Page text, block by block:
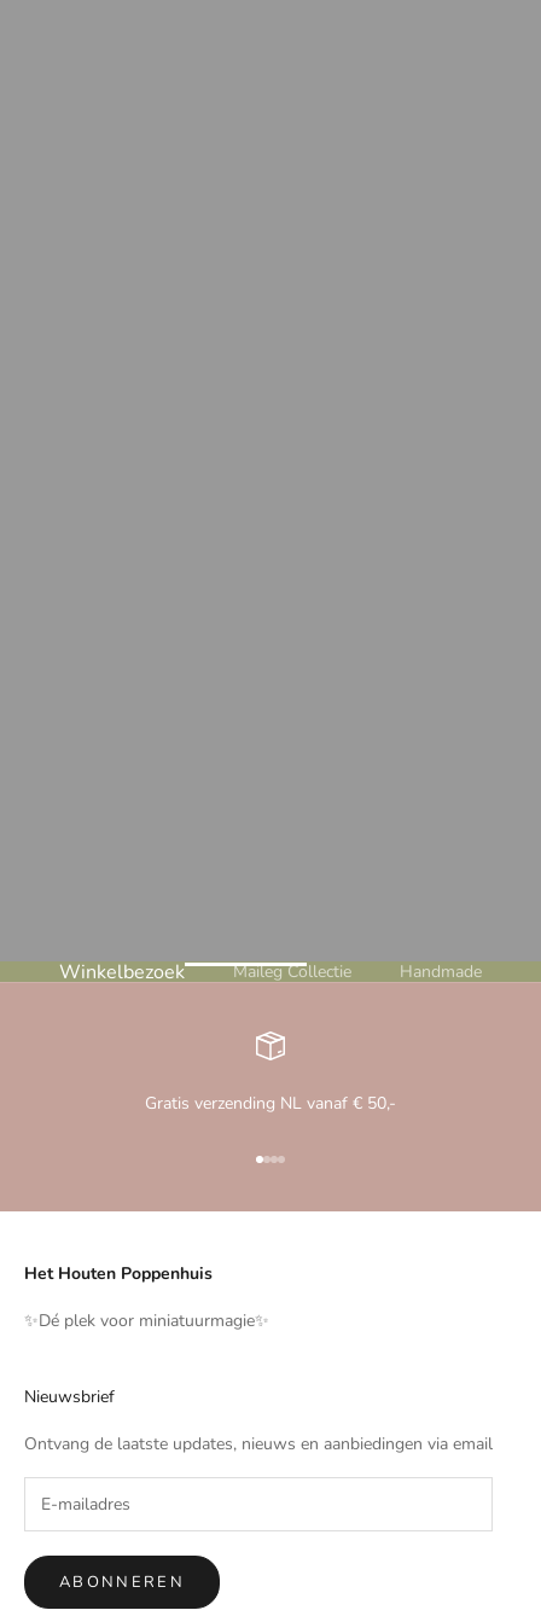
Winkelbezoek Maileg Collectie Handmade
Gratis verzending NL vanaf € 50,-
Naar artikel 1
Naar artikel 2
Naar artikel 3
Naar artikel 4
Het Houten Poppenhuis
✨️Dé plek voor miniatuurmagie✨️
Nieuwsbrief
Ontvang de laatste updates, nieuws en aanbiedingen via email
ABONNEREN